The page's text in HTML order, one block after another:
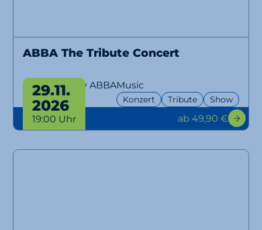
ABBA The Tribute Concert
performed by ABBAMusic
Konzert Tribute Show
29.11.
2026
19:00 Uhr ab 49,90 €